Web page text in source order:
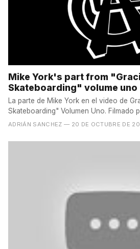
Mike York's part from
Skateboarding" volume uno
La parte de Mike York en el video de
Skateboarding" Volumen Uno. Filmado
ADRIÁN SANCHEZ — 20 DE OCTUBRE DE